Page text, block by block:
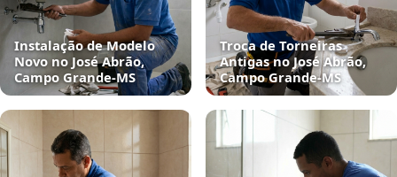
Instalação de Modelo
Novo no José Abrão,
Campo Grande‑MS
Troca de Torneiras
Antigas no José Abrão,
Campo Grande‑MS